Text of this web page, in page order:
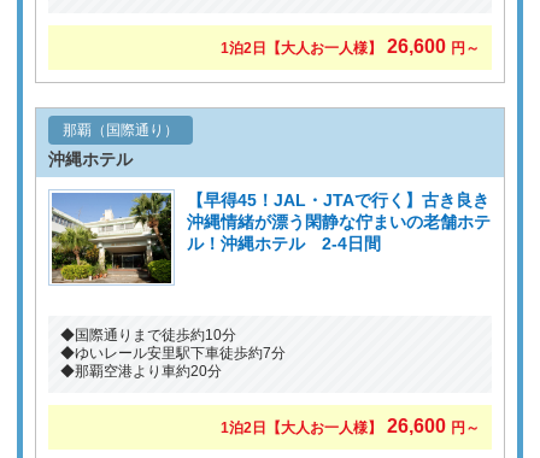
1泊2日 【大人お一人様】 26,600 円～
那覇（国際通り）
沖縄ホテル
【早得45！JAL・JTAで行く】古き良き
沖縄情緒が漂う閑静な佇まいの老舗ホテ
ル！沖縄ホテル 2-4日間
◆国際通りまで徒歩約10分
◆ゆいレール安里駅下車徒歩約7分
◆那覇空港より車約20分
1泊2日 【大人お一人様】 26,600 円～